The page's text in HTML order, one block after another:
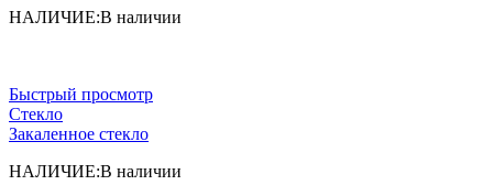
НАЛИЧИЕ:В наличии
Быстрый просмотр
Стекло
Закаленное стекло
НАЛИЧИЕ:В наличии